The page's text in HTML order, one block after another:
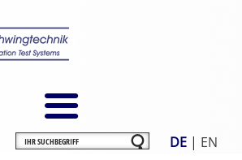
DE | EN